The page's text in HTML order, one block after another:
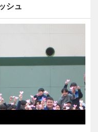
シュ